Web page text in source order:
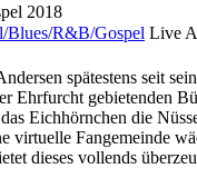
2018
Blues/R&B/Gospel Live
spätestens seit
Ehrfurcht gebietenden
Eichhörnchen die
virtuelle Fangemeinde
dieses vollends